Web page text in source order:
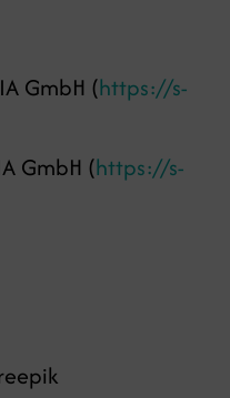
GmbH (https://s-
GmbH (https://s-